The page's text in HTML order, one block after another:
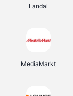
Landal
MediaMarkt